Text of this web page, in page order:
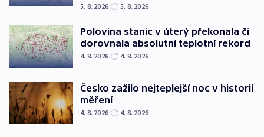
5. 8. 2026 5. 8. 2026
Polovina stanic v úterý překonala či
dorovnala absolutní teplotní rekord
4. 8. 2026 4. 8. 2026
Česko zažilo nejteplejší noc v historii
měření
4. 8. 2026 4. 8. 2026